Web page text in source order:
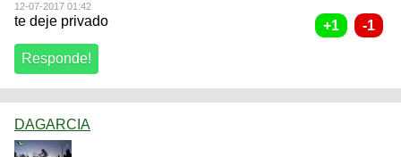
12-07-2017 01:42
te deje privado
DAGARCIA